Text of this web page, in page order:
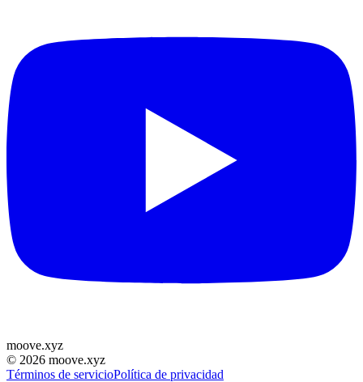
moove.xyz
© 2026 moove.xyz
Términos de servicioPolítica de privacidad